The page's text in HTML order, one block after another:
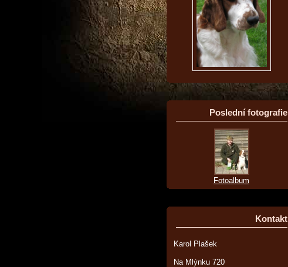
Poslední fotografie
Fotoalbum
Kontakt
Karol Plašek
Na Mlýnku 720